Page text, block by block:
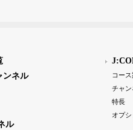
ンネル
ル
コー
チャ
特長
オプ